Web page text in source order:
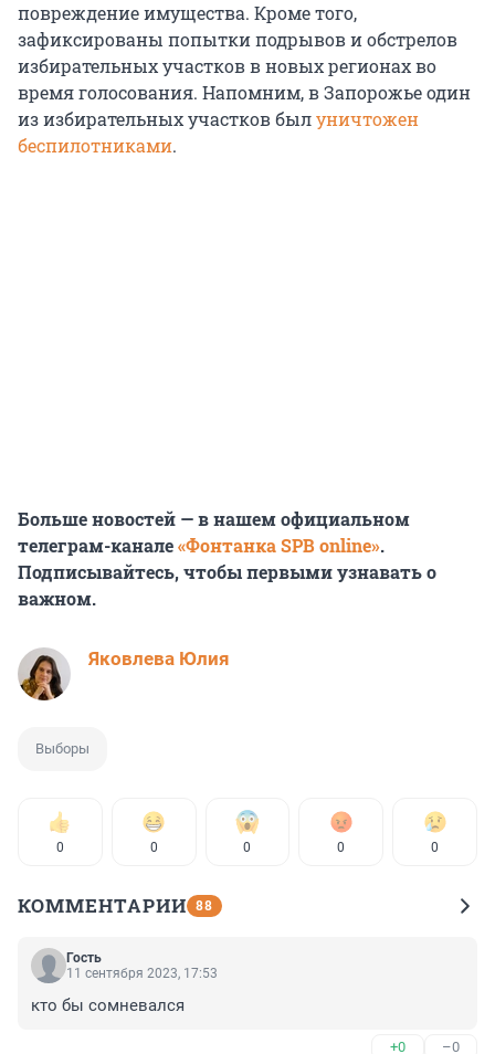
повреждение имущества. Кроме того,
зафиксированы попытки подрывов и обстрелов
избирательных участков в новых регионах во
время голосования. Напомним, в Запорожье один
из избирательных участков былуничтожен
беспилотниками.
Больше новостей — в нашем официальном
телеграм-канале«Фонтанка SPB online».
Подписывайтесь, чтобы первыми узнавать о
важном.
Яковлева Юлия
Выборы
0 0 0 0 0
КОММЕНТАРИИ 88
Гость
11 сентября 2023, 17:53
кто бы сомневался
+0 –0